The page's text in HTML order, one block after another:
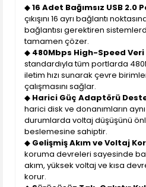
◆16 Adet Bağımsız USB 2.0
çıkışını 16 ayrı bağlantı
bağlantısı gerektiren
tamamen çözer.
◆ 480Mbps High-Speed
standardıyla tüm portlarda
iletim hızı sunarak çevre
çalışmasını sağlar.
◆ Harici Güç Adaptörü
harici disk ve donanımların aynı
durumlarda voltaj düşüşünü
beslemesine sahiptir.
◆ Gelişmiş Akım ve Voltaj
koruma devreleri sayesinde
akım, yüksek voltaj ve kısa
korur.